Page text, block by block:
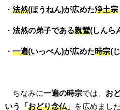
・ 法然(ほうねん)が広めた浄土宗
・ 法然の弟子である親鸞(しんら
・ 一遍(いっぺん)が広めた時宗(
ちなみに一遍の時宗では、 お
いう「 おどり念仏 」 を広めました